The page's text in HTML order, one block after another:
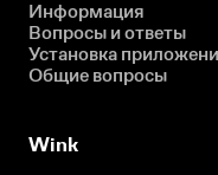
Информация
Вопросы и ответы
Установка
Общие вопросы
Wink